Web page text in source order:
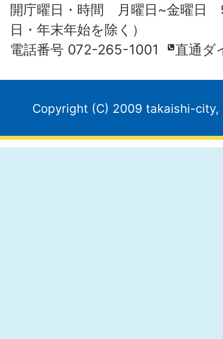
開庁曜日・時間 月曜日~金曜日
日・年末年始を除く）
電話番号 072-265-1001
直通ダ
Copyright (C) 2009 takaishi-city,